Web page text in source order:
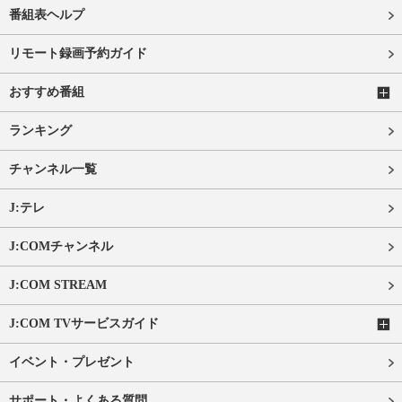
番組表ヘルプ
リモート録画予約ガイド
おすすめ番組
ランキング
チャンネル一覧
J:テレ
J:COMチャンネル
J:COM STREAM
J:COM TVサービスガイド
イベント・プレゼント